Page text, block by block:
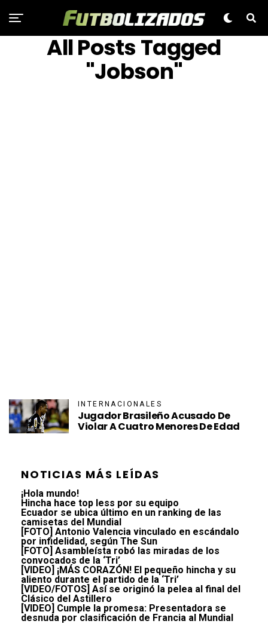
All Posts Tagged
"Jobson"
INTERNACIONALES
Jugador Brasileño Acusado De
Violar A Cuatro Menores De Edad
NOTICIAS MÁS LEÍDAS
¡Hola mundo!
Hincha hace top less por su equipo
Ecuador se ubica último en un ranking de las
camisetas del Mundial
[FOTO] Antonio Valencia vinculado en escándalo
por infidelidad, según The Sun
[FOTO] Asambleísta robó las miradas de los
convocados de la ‘Tri’
[VIDEO] ¡MÁS CORAZÓN! El pequeño hincha y su
aliento durante el partido de la ‘Tri’
[VIDEO/FOTOS] Así se originó la pelea al final del
Clásico del Astillero
[VIDEO] Cumple la promesa: Presentadora se
desnuda por clasificación de Francia al Mundial